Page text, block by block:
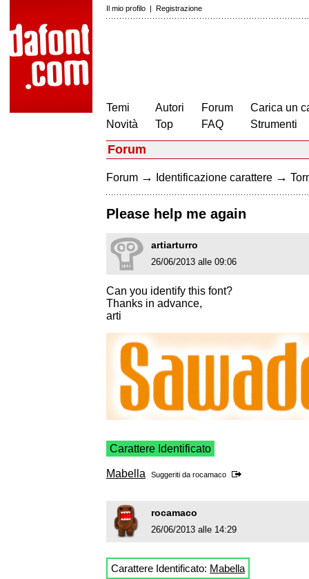
Il mio profilo | Registrazione
Temi
Novità
Autori
Top
Forum
FAQ
Carica un
Strumenti
Forum
Forum → Identificazione carattere →
Please help me again
artiarturro
26/06/2013 alle 09:06
Can you identify this font?
Thanks in advance,
arti
Carattere Identificato
Mabella Suggeriti da rocamaco
rocamaco
26/06/2013 alle 14:29
Carattere Identificato: Mabella